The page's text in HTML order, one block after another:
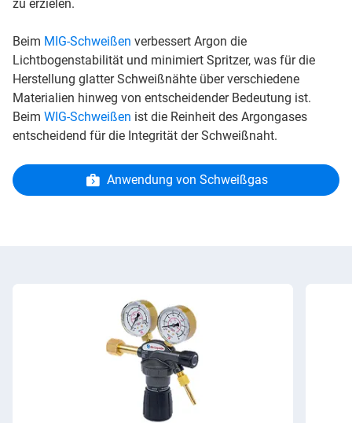
zu erzielen.
Beim MIG-Schweißen verbessert Argon die
Lichtbogenstabilität und minimiert Spritzer, was für die
Herstellung glatter Schweißnähte über verschiedene
Materialien hinweg von entscheidender Bedeutung ist.
Beim WIG-Schweißen ist die Reinheit des Argongases
entscheidend für die Integrität der Schweißnaht.
Anwendung von Schweißgas